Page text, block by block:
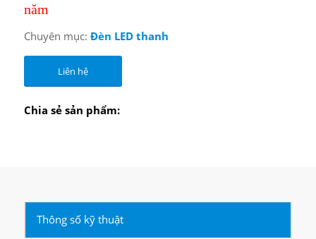
năm
Chuyên mục: Đèn LED thanh
Liên hệ
Chia sẻ sản phẩm:
Thông số kỹ thuật